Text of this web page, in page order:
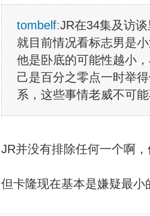
tombelf:JR在34集及访
就目前情况看标志男是
他是卧底的可能性越小
己是百分之零点一时举
系，这些事情老威不可
JR并没有排除任何一个啊
但卡隆现在基本是嫌疑最小